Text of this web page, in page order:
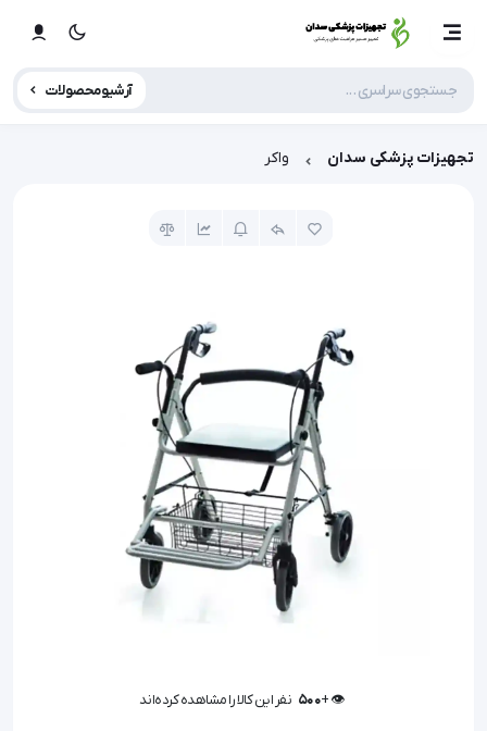
آرشیو محصولات
تجهیزات پزشکی سدان واکر
👁️ +
500 نفر این کالا را مشاهده کرده‌اند